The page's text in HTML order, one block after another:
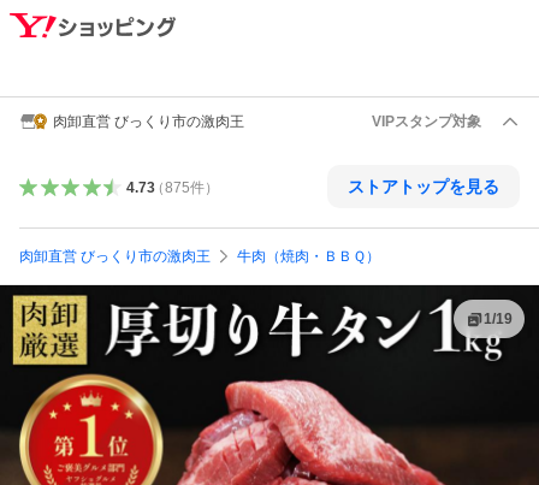
肉卸直営 びっくり市の激肉王 VIPスタンプ対象
4.73（875件） ストアトップを見る
肉卸直営 びっくり市の激肉王 牛肉（焼肉・ＢＢＱ）
1/19